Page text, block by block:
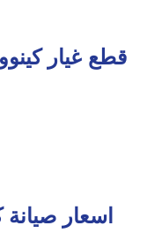
قطع غيار
اسعار